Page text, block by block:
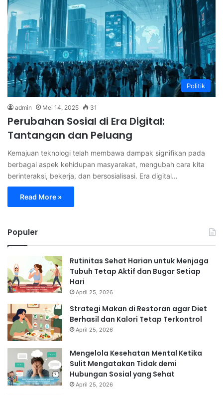
Politik
admin Mei 14, 2025 31
Perubahan Sosial di Era Digital:
Tantangan dan Peluang
Kemajuan teknologi telah membawa dampak signifikan pada
berbagai aspek kehidupan masyarakat, mengubah cara kita
berinteraksi, bekerja, dan bersosialisasi. Era digital…
Read More »
Populer
Rutinitas Sehat Harian untuk Menjaga
Tubuh Tetap Aktif dan Bugar Setiap
Hari
April 25, 2026
Strategi Makan di Restoran agar Diet
Berhasil dan Kalori Tetap Terkontrol
April 25, 2026
Mengelola Kesehatan Mental Ketika
Sulit Mengatakan Tidak demi
Hubungan Sosial yang Sehat
April 25, 2026